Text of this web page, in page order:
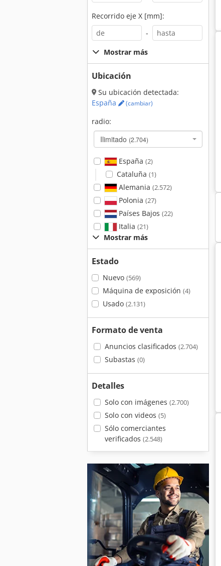
Recorrido eje X [mm]:
-
Mostrar más
Ubicación
Su ubicación detectada:
España
(cambiar)
radio:
Ilimitado (2.704)
España (2)
Cataluña (1)
Alemania (2.572)
Polonia (27)
Países Bajos (22)
Italia (21)
Mostrar más
Estado
Nuevo (569)
Máquina de exposición (4)
Usado (2.131)
Formato de venta
Anuncios clasificados (2.704)
Subastas (0)
Detalles
Solo con imágenes (2.700)
Solo con videos (5)
Sólo comerciantes
verificados (2.548)
Wilo Bombas Rexroth Bombas